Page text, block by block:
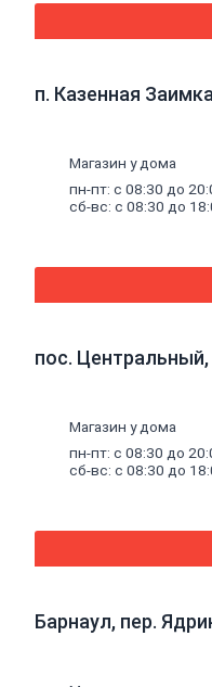
Насосное
п. Казенная
Магазин у дома
пн-пт: с 08:30 до
сб-вс: с 08:30 до
пос. Центральный,
Магазин у дома
пн-пт: с 08:30 до
сб-вс: с 08:30 до
Барнаул, пер.